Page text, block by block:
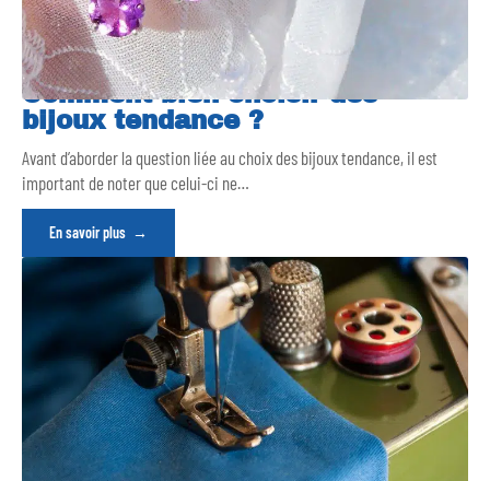
Comment bien choisir des
bijoux tendance ?
Avant d’aborder la question liée au choix des bijoux tendance, il est
important de noter que celui-ci ne…
En savoir plus